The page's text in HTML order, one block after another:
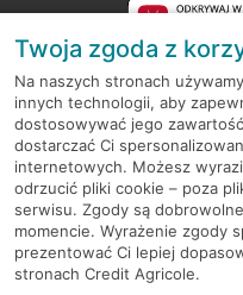
RODO
Regulamin serwisu
Mapa serwisu
PolitykaCookies
Twoja zgoda z
Na naszych stronach
innych technologii, aby
dostosowywać jego
dostarczać Ci
internetowych. Możesz
odrzucić pliki cookie – poza
serwisu. Zgody są
momencie. Wyrażenie zgody
prezentować Ci lepiej
stronach Credit Agricole.